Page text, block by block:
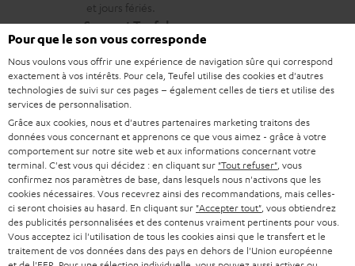
b
l
e
s
p
p
o
r
t
.
l
i
n
k
s
s
r
e
l
a
t
i
v
e
s
t
i
o
n
s
r
e
l
a
t
i
i
l
s
c
o
n
t
a
c
t
et jours fériés.
Support Teufel
Questions fréquemment posées
Magasin Teufel
Faites l’expérience de nos produits de près et
laissez-vous conseiller personnellement dans nos
magasins.
Vue d’ensemble
Pour que le son vous corresponde
Nous voulons vous offrir une expérience de navigation sûre qui correspond
exactement à vos intérêts. Pour cela, Teufel utilise des cookies et d'autres
technologies de suivi sur ces pages – également celles de tiers et utilise des
services de personnalisation.
Grâce aux cookies, nous et d'autres partenaires marketing traitons des
données vous concernant et apprenons ce que vous aimez - grâce à votre
comportement sur notre site web et aux informations concernant votre
terminal. C'est vous qui décidez : en cliquant sur "Tout refuser" , vous
confirmez nos paramètres de base, dans lesquels nous n'activons que les
cookies nécessaires. Vous recevrez ainsi des recommandations, mais celles-
ci seront choisies au hasard. En cliquant sur "Accepter tout" , vous obtiendrez
des publicités personnalisées et des contenus vraiment pertinents pour vous.
Vous acceptez ici l'utilisation de tous les cookies ainsi que le transfert et le
traitement de vos données dans des pays en dehors de l'Union européenne